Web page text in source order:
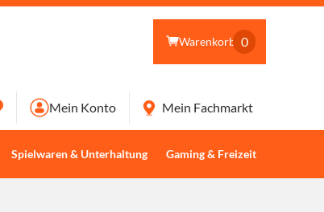
Warenkorb 0
Spielwaren & Unterhaltung Gaming & Freizeit
Mein Konto Mein Fachmarkt